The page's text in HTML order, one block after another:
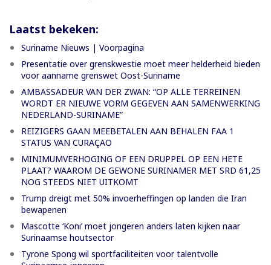
Laatst bekeken:
Suriname Nieuws | Voorpagina
Presentatie over grenskwestie moet meer helderheid bieden
voor aanname grenswet Oost-Suriname
AMBASSADEUR VAN DER ZWAN: “OP ALLE TERREINEN
WORDT ER NIEUWE VORM GEGEVEN AAN SAMENWERKING
NEDERLAND-SURINAME”
REIZIGERS GAAN MEEBETALEN AAN BEHALEN FAA 1
STATUS VAN CURAÇAO
MINIMUMVERHOGING OF EEN DRUPPEL OP EEN HETE
PLAAT? WAAROM DE GEWONE SURINAMER MET SRD 61,25
NOG STEEDS NIET UITKOMT
Trump dreigt met 50% invoerheffingen op landen die Iran
bewapenen
Mascotte ‘Koni’ moet jongeren anders laten kijken naar
Surinaamse houtsector
Tyrone Spong wil sportfaciliteiten voor talentvolle